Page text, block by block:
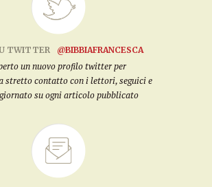
TWITTER
@BIBBIAFRANCESCA
un nuovo profilo twitter per
stretto contatto con i lettori, seguici e
su ogni articolo pubblicato